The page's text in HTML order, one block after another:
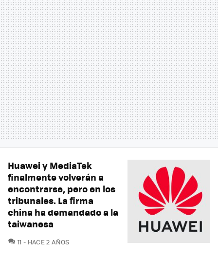
Huawei y MediaTek
finalmente volverán a
encontrarse, pero en los
tribunales. La firma
china ha demandado a la
taiwanesa
11 COMENTARIOS
HACE 2 AÑOS